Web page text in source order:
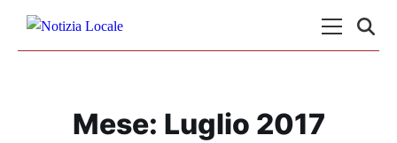
Mese: Luglio 2017